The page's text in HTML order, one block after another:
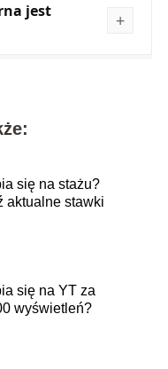
jest
się na stażu?
aktualne stawki
się na YT za
wyświetleń?